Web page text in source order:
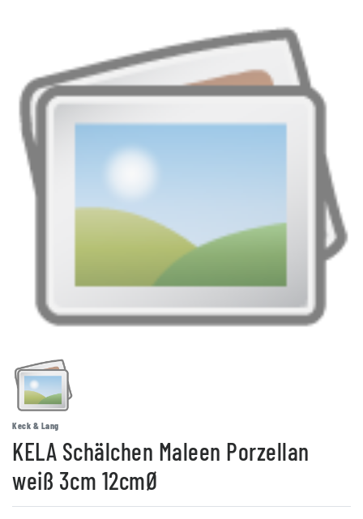
Keck & Lang
KELA Schälchen Maleen Porzellan
weiß 3cm 12cmØ